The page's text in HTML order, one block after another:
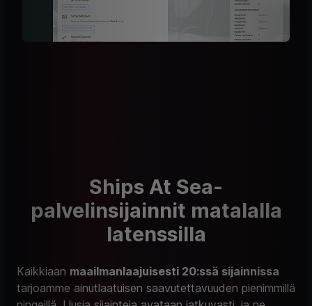
Ships At Sea-
palvelinsijainnit matalalla
latenssilla
Kaikkiaan maailmanlaajuisesti 20:ssä sijainnissa
tarjoamme ainutlaatuisen saavutettavuuden pienimmillä